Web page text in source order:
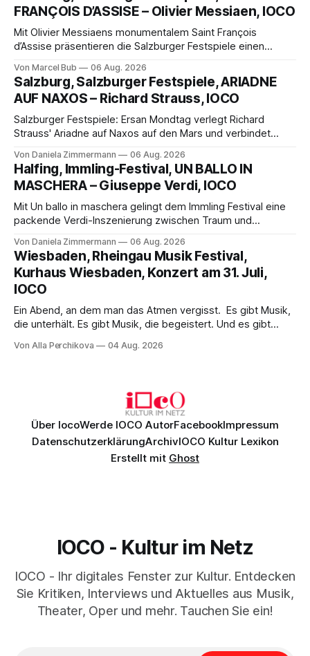
FRANÇOIS D’ASSISE – Olivier Messiaen, IOCO
Mit Olivier Messiaens monumentalem Saint François
d’Assise präsentieren die Salzburger Festspiele einen
eine bildgewaltige Inszenierung, Maxime Pascal entfaltet
die komplexe Partitur eindrucksvoll, Philippe Sly berührt als
Franziskus.
Von Marcel Bub 06 Aug. 2026
Salzburg, Salzburger Festspiele, ARIADNE
AUF NAXOS – Richard Strauss, IOCO
Salzburger Festspiele: Ersan Mondtag verlegt Richard
Strauss' Ariadne auf Naxos auf den Mars und verbindet
Aufführung mit starken Solisten und den Wiener
Philharmonikern, szenisch bleibt der zweite Akt jedoch
hinter den Erwartungen zurück.
Von Daniela Zimmermann 06 Aug. 2026
Halfing, Immling-Festival, UN BALLO IN
MASCHERA – Giuseppe Verdi, IOCO
Mit Un ballo in maschera gelingt dem Immling Festival eine
packende Verdi-Inszenierung zwischen Traum und
psychologische Tiefe mit starken Bildern, getragen von
einem spielfreudigen Ensemble und einer musikalisch
überzeugenden Gesamtleistung.
Von Daniela Zimmermann 06 Aug. 2026
Wiesbaden, Rheingau Musik Festival,
Kurhaus Wiesbaden, Konzert am 31. Juli,
IOCO
Ein Abend, an dem man das Atmen vergisst. Es gibt Musik,
die unterhält. Es gibt Musik, die begeistert. Und es gibt
Genau so war der Abend im Kurhaus Wiesbaden, an dem
Von Alla Perchikova 04 Aug. 2026
Über IocoWerde IOCO AutorFacebookImpressum
DatenschutzerklärungArchivIOCO Kultur Lexikon
Erstellt mit Ghost
IOCO - Kultur im Netz
IOCO - Ihr digitales Fenster zur Kultur. Entdecken
Sie Kritiken, Interviews und Aktuelles aus Musik,
Theater, Oper und mehr. Tauchen Sie ein!